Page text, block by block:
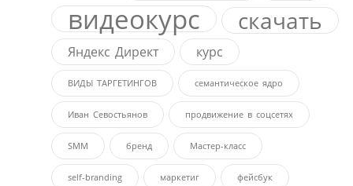
видеокурс скачать
Яндекс Директ курс
ВИДЫ ТАРГЕТИНГОВ семантическое ядро
Иван Севостьянов продвижение в соцсетях
SMM бренд Мастер-класс
self-branding маркетиг фейсбук